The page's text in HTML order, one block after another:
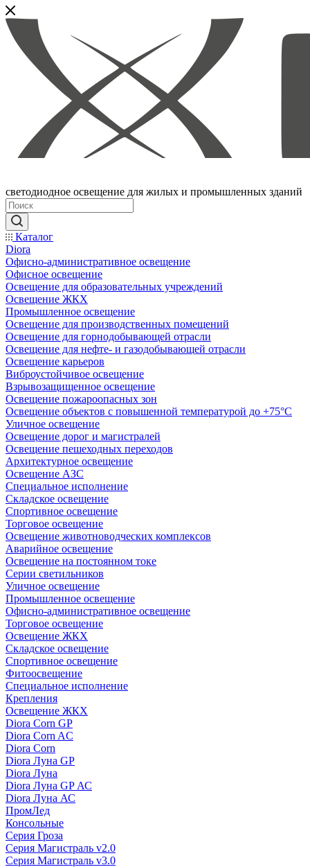
светодиодное освещение для жилых и промышленных зданий
Каталог
Diora
Офисно-административное освещение
Офисное освещение
Освещение для образовательных учреждений
Освещение ЖКХ
Промышленное освещение
Освещение для производственных помещений
Освещение для горнодобывающей отрасли
Освещение для нефте- и газодобывающей отрасли
Освещение карьеров
Виброустойчивое освещение
Взрывозащищенное освещение
Освещение пожароопасных зон
Освещение объектов с повышенной температурой до +75°C
Уличное освещение
Освещение дорог и магистралей
Освещение пешеходных переходов
Архитектурное освещение
Освещение АЗС
Специальное исполнение
Складское освещение
Спортивное освещение
Торговое освещение
Освещение животноводческих комплексов
Аварийное освещение
Освещение на постоянном токе
Серии светильников
Уличное освещение
Промышленное освещение
Офисно-административное освещение
Торговое освещение
Освещение ЖКХ
Складское освещение
Спортивное освещение
Фитоосвещение
Специальное исполнение
Крепления
Освещение ЖКХ
Diora Corn GP
Diora Corn AC
Diora Corn
Diora Луна GP
Diora Луна
Diora Луна GP АС
Diora Луна АС
ПромЛед
Консольные
Серия Гроза
Серия Магистраль v2.0
Серия Магистраль v3.0